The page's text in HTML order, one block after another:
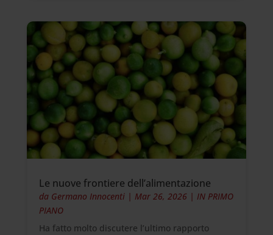
Le nuove frontiere dell’alimentazione
da Germano Innocenti| Mar 26, 2026| IN PRIMO
PIANO
Ha fatto molto discutere l’ultimo rapporto